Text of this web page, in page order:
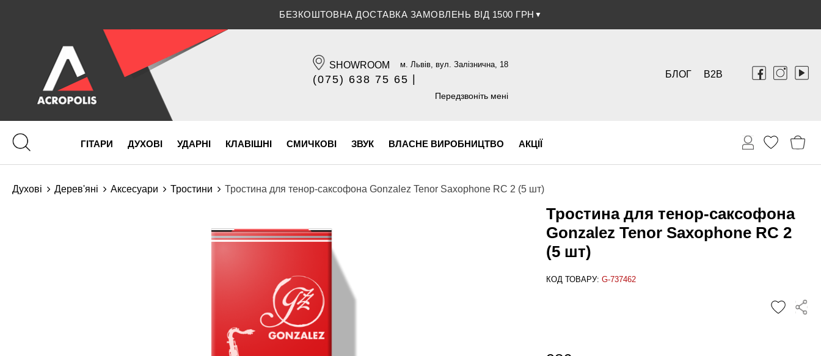
БЕЗКОШТОВНА ДОСТАВКА ЗАМОВЛЕНЬ ВІД 1500 ГРН ▼
ЗНИЖКА 5% ПРИ ОПЛАТІ БАНКІВСЬКОЮ КАРТКОЮ▼
SHOWROOM м. Львів, вул. Залізнична, 18
(075) 638 75 65
(096) 609 84 32
Передзвоніть мені
B2B
БЛОГ
ГІТАРИ ДУХОВІ УДАРНІ КЛАВІШНІ СМИЧКОВІ ЗВУК ВЛАСНЕ ВИРОБНИЦТВО АКЦІЇ
Духові Дерев'яні Аксесуари Тростини Тростина для тенор-саксофона Gonzalez Tenor Saxophone RC 2 (5 шт)
Тростина для тенор-саксофона
Gonzalez Tenor Saxophone RC 2
(5 шт)
КОД ТОВАРУ: G-737462